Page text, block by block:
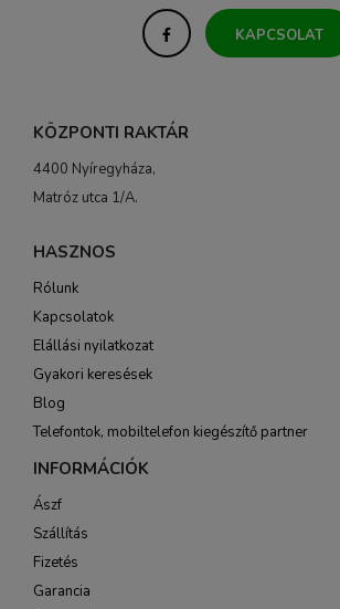
KAPCSOLAT
KÖZPONTI RAKTÁR
4400 Nyíregyháza,
Matróz utca 1/A.
HASZNOS
Rólunk
Kapcsolatok
Elállási nyilatkozat
Gyakori keresések
Blog
Telefontok, mobiltelefon kiegészítő partner
INFORMÁCIÓK
Ászf
Szállítás
Fizetés
Garancia